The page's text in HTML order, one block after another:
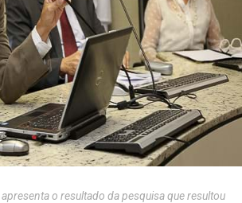
o resultado da pesquisa que resultou